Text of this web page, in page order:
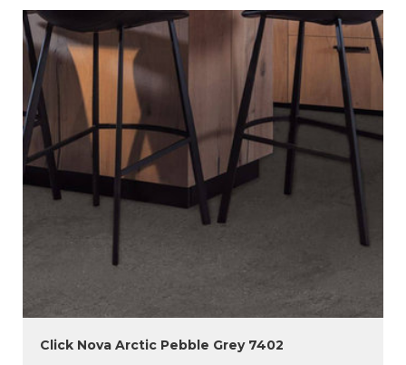
Click Nova Arctic Pebble Grey 7402